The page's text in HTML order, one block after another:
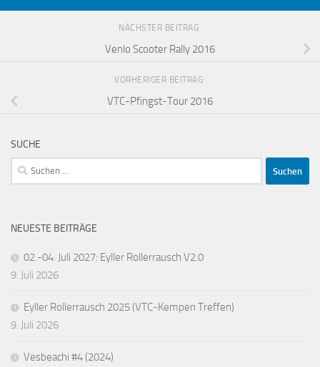
NÄCHSTER BEITRAG
Venlo Scooter Rally 2016
VORHERIGER BEITRAG
VTC-Pfingst-Tour 2016
SUCHE
Suchen
nach:
NEUESTE BEITRÄGE
02.-04. Juli 2027: Eyller Rollerrausch V2.0
9. Juli 2026
Eyller Rollerrausch 2025 (VTC-Kempen Treffen)
9. Juli 2026
Vesbeachi #4 (2024)